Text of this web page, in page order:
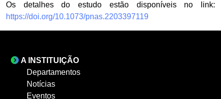
Os detalhes do estudo estão disponíveis no link:
https://doi.org/10.1073/pnas.2203397119
A INSTITUIÇÃO
Departamentos
Notícias
Eventos